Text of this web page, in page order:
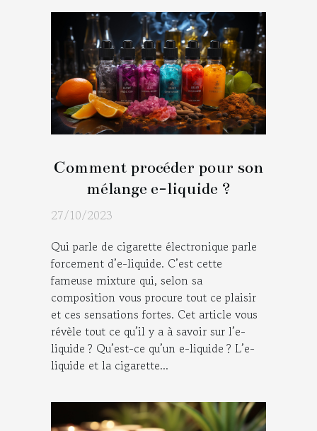
Comment procéder pour son
mélange e-liquide ?
27/10/2023
Qui parle de cigarette électronique parle
forcement d’e-liquide. C’est cette
fameuse mixture qui, selon sa
composition vous procure tout ce plaisir
et ces sensations fortes. Cet article vous
révèle tout ce qu’il y a à savoir sur l’e-
liquide ? Qu’est-ce qu’un e-liquide ? L’e-
liquide et la cigarette...